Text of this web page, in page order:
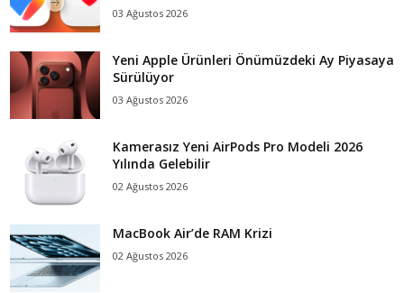
03 Ağustos 2026
Yeni Apple Ürünleri Önümüzdeki Ay Piyasaya
Sürülüyor
03 Ağustos 2026
Kamerasız Yeni AirPods Pro Modeli 2026
Yılında Gelebilir
02 Ağustos 2026
MacBook Air’de RAM Krizi
02 Ağustos 2026